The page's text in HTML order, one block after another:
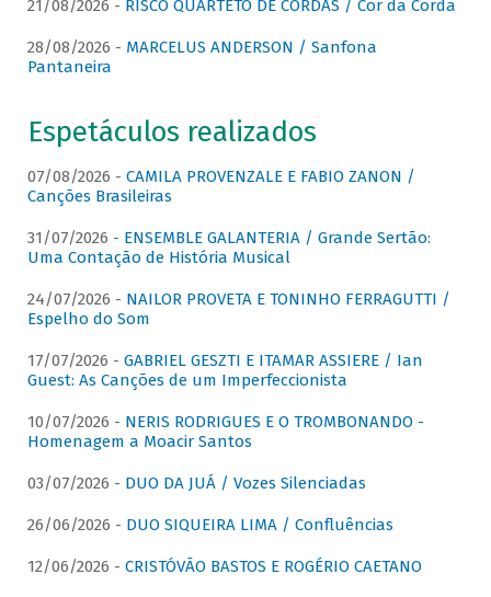
21/08/2026 - RISCO QUARTETO DE CORDAS / Cor da Corda
28/08/2026 - MARCELUS ANDERSON / Sanfona
Pantaneira
Espetáculos realizados
07/08/2026 - CAMILA PROVENZALE E FABIO ZANON /
Canções Brasileiras
31/07/2026 - ENSEMBLE GALANTERIA / Grande Sertão:
Uma Contação de História Musical
24/07/2026 - NAILOR PROVETA E TONINHO FERRAGUTTI /
Espelho do Som
17/07/2026 - GABRIEL GESZTI E ITAMAR ASSIERE / Ian
Guest: As Canções de um Imperfeccionista
10/07/2026 - NERIS RODRIGUES E O TROMBONANDO -
Homenagem a Moacir Santos
03/07/2026 - DUO DA JUÁ / Vozes Silenciadas
26/06/2026 - DUO SIQUEIRA LIMA / Confluências
12/06/2026 - CRISTÓVÃO BASTOS E ROGÉRIO CAETANO